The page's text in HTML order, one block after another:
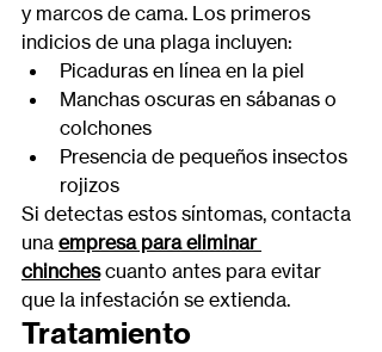
y marcos de cama. Los primeros
indicios de una plaga incluyen:
Picaduras en línea en la piel
Manchas oscuras en sábanas o
colchones
Presencia de pequeños insectos
rojizos
Si detectas estos síntomas, contacta
una empresa para eliminar
chinches cuanto antes para evitar
que la infestación se extienda.
Tratamiento